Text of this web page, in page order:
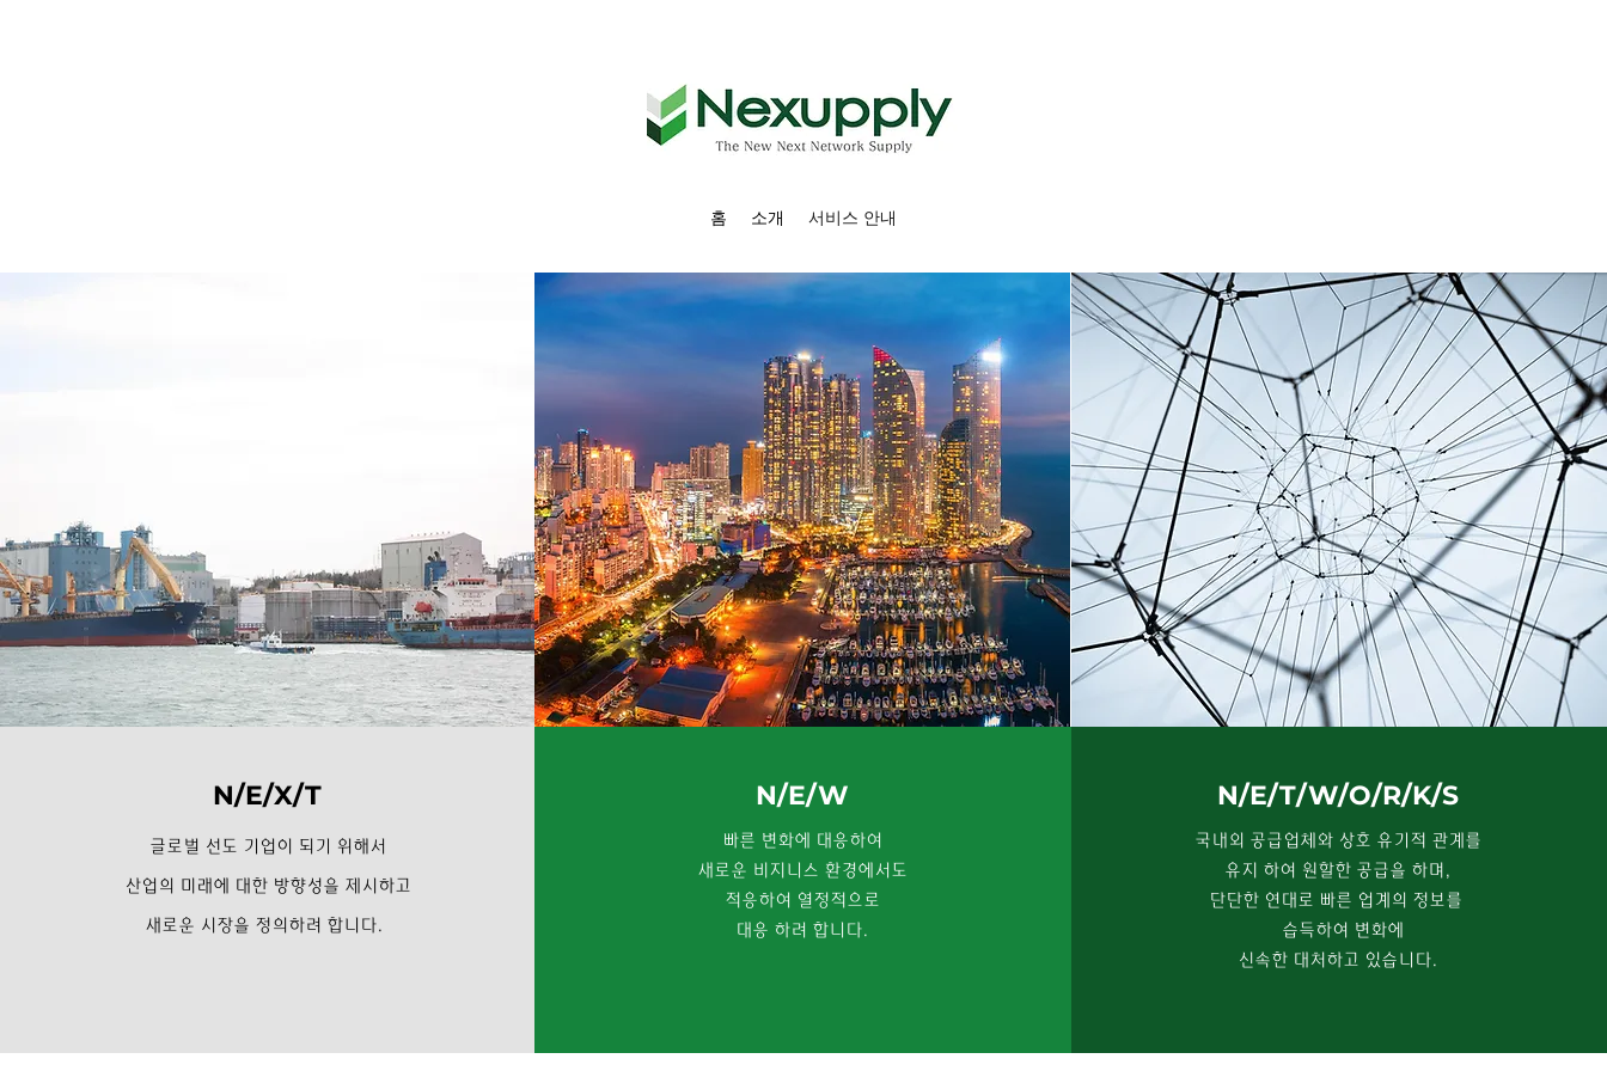
홈 소개 서비스 안내
N/E/X/T
글로벌 선도 기업이 되기 위해서
산업의 미래에 대한 방향성을 제시하고
새로운 시장을 정의하려 합니다.
N/E/W
빠른 변화에 대응하여
새로운 비지니스 환경에서도
적응하여 열정적으로
대응 하려 합니다.
N/E/T/W/O/R/K/S
국내외 공급업체와 상호 유기적 관계를
유지 하여 원할한 공급을 하며,
단단한 연대로 빠른 업계의 정보를
습득하여 변화에
신속한 대처하고 있습니다.